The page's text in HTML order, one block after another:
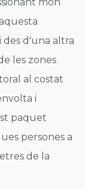
d'una altra
les zones
al costat
i
paquet
persones a
de la